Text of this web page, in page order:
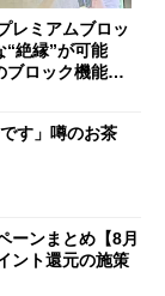
レミアムブロッ
“絶縁”が可能
ロック機能と
す」噂のお茶
ーンまとめ【8月
ント還元の施策